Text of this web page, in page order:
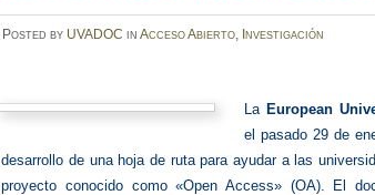
Posted by UVADOC in Acceso Abierto, Investigación
La European
el pasado 29 de
desarrollo de una hoja de ruta para ayudar a las
proyecto conocido como «Open Access» (OA). El